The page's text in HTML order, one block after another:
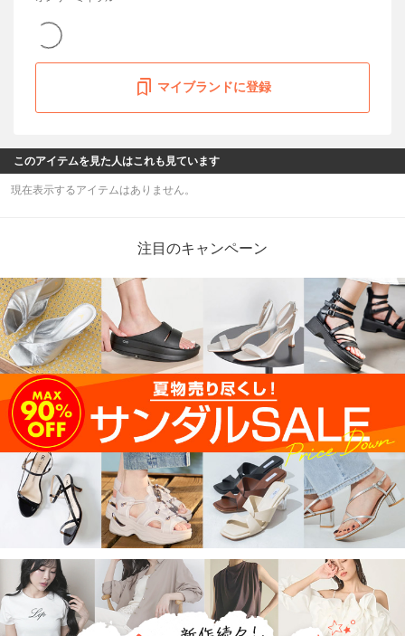
マイブランドに登録
このアイテムを見た人はこれも見ています
現在表示するアイテムはありません。
注目のキャンペーン